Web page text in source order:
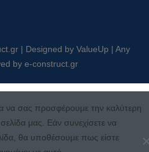
| Designed by ValueUp | Any
by e-construct.gr
να σας προσφέρουμε την καλύτερη
μας. Εάν συνεχίσετε να
θα υποθέσουμε πως είστε